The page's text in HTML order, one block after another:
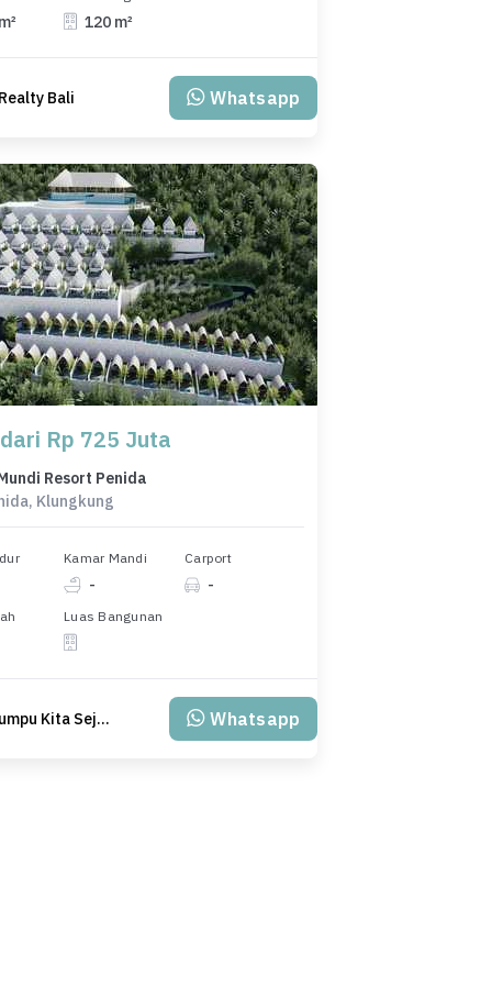
120 m²
Bali Whatsapp
Rp 725 Juta
Resort Penida
Klungkung
Kamar Mandi
-
Carport
-
Luas Bangunan
PT Klumpu Kita Sejahtera Whatsapp